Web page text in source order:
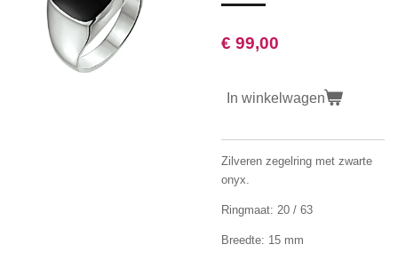
€ 99,00
In winkelwagen
Zilveren zegelring met zwarte
onyx.
Ringmaat: 20 / 63
Breedte: 15 mm